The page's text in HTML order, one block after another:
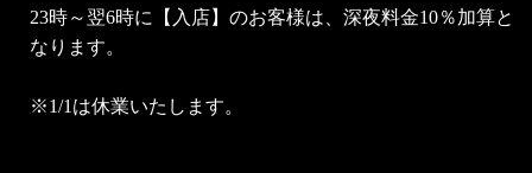
23時～翌6時に【入店】のお客様は、深夜料金10％加算と
なります。
※1/1は休業いたします。